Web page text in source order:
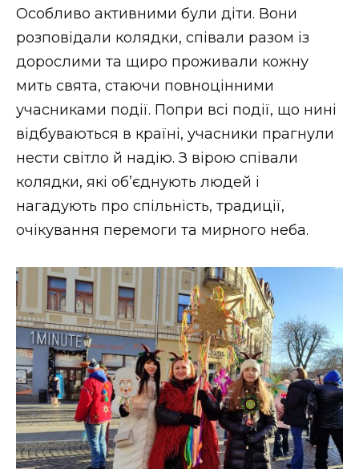
Особливо активними були діти. Вони
розповідали колядки, співали разом із
дорослими та щиро проживали кожну
мить свята, стаючи повноцінними
учасниками події. Попри всі події, що нині
відбуваються в країні, учасники прагнули
нести світло й надію. З вірою співали
колядки, які об’єднують людей і
нагадують про спільність, традиції,
очікування перемоги та мирного неба.